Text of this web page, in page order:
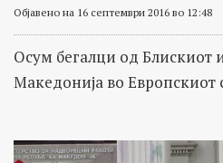
Објавено на 16 септември 2016 во 12:48
Осум бегалци од Блискиот
Македонија во Европскиот